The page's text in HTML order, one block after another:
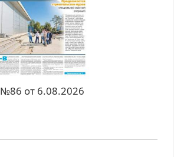
№86 от 6.08.2026